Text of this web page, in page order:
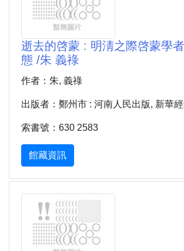
逝去的啓蒙 : 明淸之際啓蒙學
態 /朱 義祿
作者：朱, 義祿
出版者：鄭州市 : 河南人民出版, 新華
索書號：630 2583
館藏資訊